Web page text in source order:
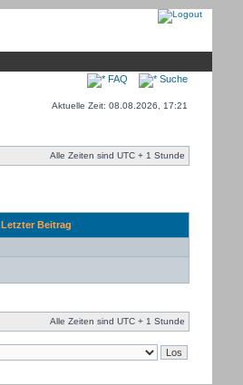
FAQ Suche
Aktuelle Zeit: 08.08.2026, 17:21
Alle Zeiten sind UTC + 1 Stunde
Letzter Beitrag
Alle Zeiten sind UTC + 1 Stunde